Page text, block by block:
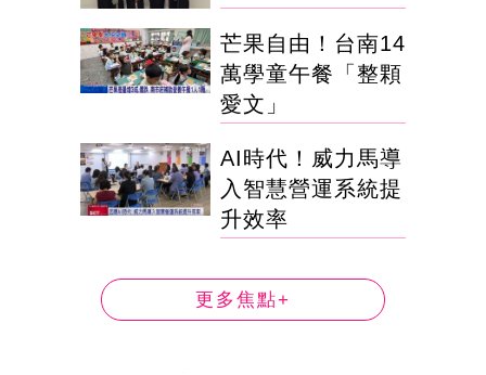
芒果自由！台南14
萬學童午餐「整顆
愛文」
AI時代！威力馬導
入智慧營運系統提
升效率
更多焦點+